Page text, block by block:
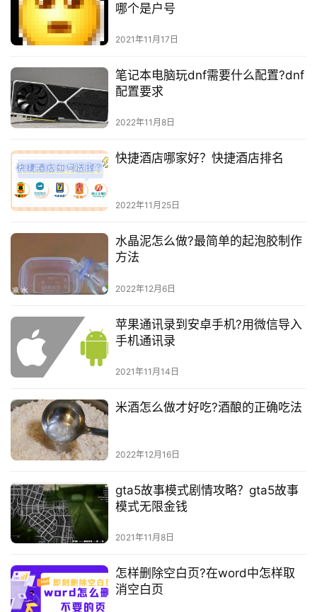
哪个是户号
2021年11月17日
笔记本电脑玩dnf需要什么配置?dnf
配置要求
2022年11月8日
快捷酒店哪家好？快捷酒店排名
2022年11月25日
水晶泥怎么做?最简单的起泡胶制作
方法
2022年12月6日
苹果通讯录到安卓手机?用微信导入
手机通讯录
2021年11月14日
米酒怎么做才好吃?酒酿的正确吃法
2022年12月16日
gta5故事模式剧情攻略？gta5故事
模式无限金钱
2021年11月8日
怎样删除空白页?在word中怎样取
消空白页